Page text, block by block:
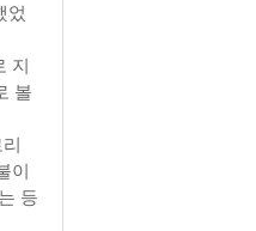
었
지
볼
이
등